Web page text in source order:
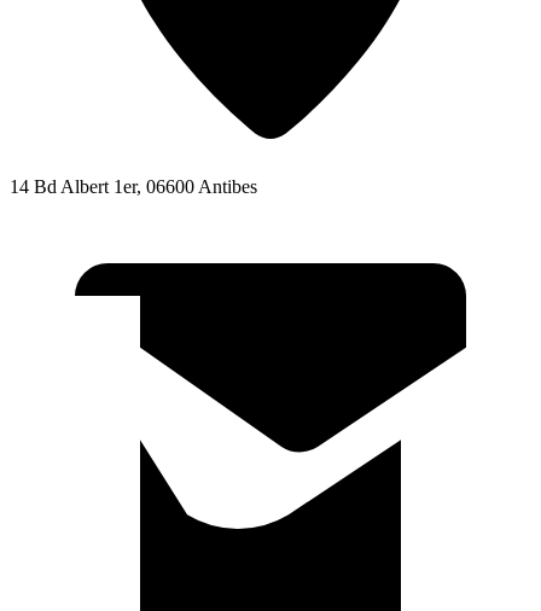
14 Bd Albert 1er, 06600 Antibes